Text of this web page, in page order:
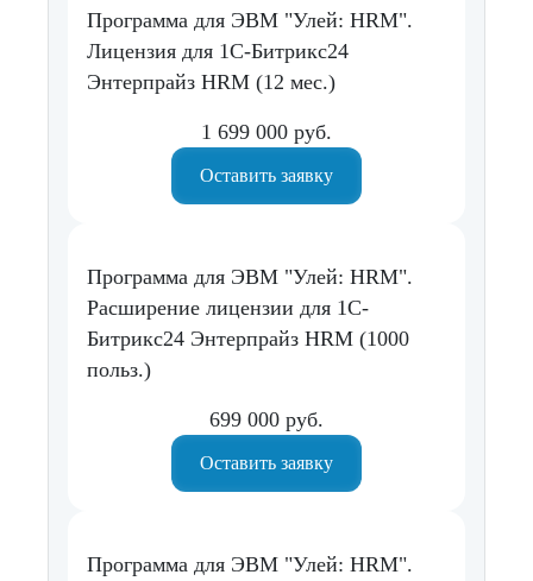
Программа для ЭВМ "Улей: HRM".
Лицензия для 1С-Битрикс24
Энтерпрайз HRM (12 мес.)
1 699 000 руб.
Оставить заявку
Программа для ЭВМ "Улей: HRM".
Расширение лицензии для 1С-
Битрикс24 Энтерпрайз HRM (1000
польз.)
699 000 руб.
Оставить заявку
Программа для ЭВМ "Улей: HRM".